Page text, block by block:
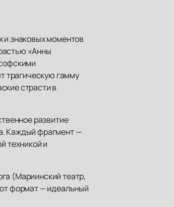
и знаковых моментов
«Анны
трагическую гамму
страсти в
развитие
Каждый фрагмент —
техникой и
(Мариинский театр,
формат — идеальный